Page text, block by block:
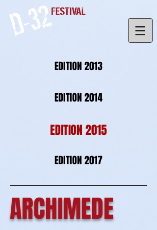
ARCHIMEDE
EDITION 2015
EDITION 2014
EDITION 2013
EDITION 2017